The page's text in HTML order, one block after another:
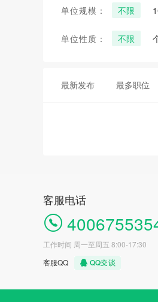
单位规模： 不限
单位性质： 不限
最新发布 最多职位
客服电话
工作时间 周一至周五 8:00-17:30
客服QQ